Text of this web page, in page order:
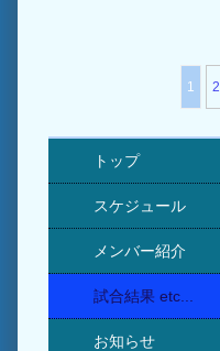
1 2
トップ
スケジュール
メンバー紹介
試合結果 etc...
お知らせ